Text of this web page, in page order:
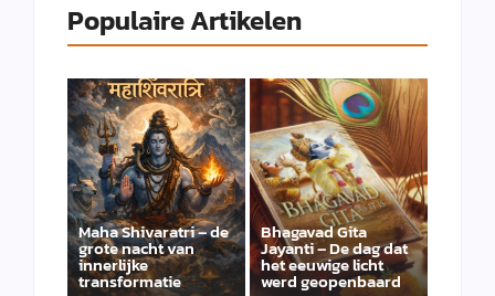
Populaire Artikelen
Maha Shivaratri – de
grote nacht van
innerlijke
transformatie
Bhagavad Gita
Jayanti – De dag dat
het eeuwige licht
werd geopenbaard